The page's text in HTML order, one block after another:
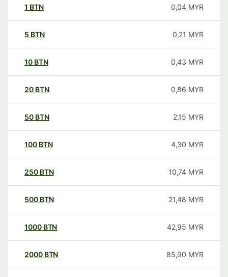
1 BTN 0,04 MYR
5 BTN 0,21 MYR
10 BTN 0,43 MYR
20 BTN 0,86 MYR
50 BTN 2,15 MYR
100 BTN 4,30 MYR
250 BTN 10,74 MYR
500 BTN 21,48 MYR
1000 BTN 42,95 MYR
2000 BTN 85,90 MYR